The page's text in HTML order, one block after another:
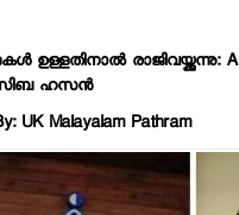
ഉള്ളതിനാല്‍ രാജിവയ്ക്കുന്നു:
ഹസന്‍
UK Malayalam Pathram